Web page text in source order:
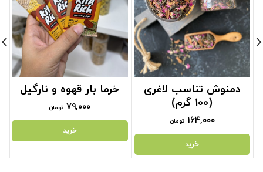
دمنوش تناسب لاغری
(100 گرم)
۱۶۴,۰۰۰ تومان
خرید
خرما بار قهوه و نارگیل
۷۹,۰۰۰ تومان
خرید